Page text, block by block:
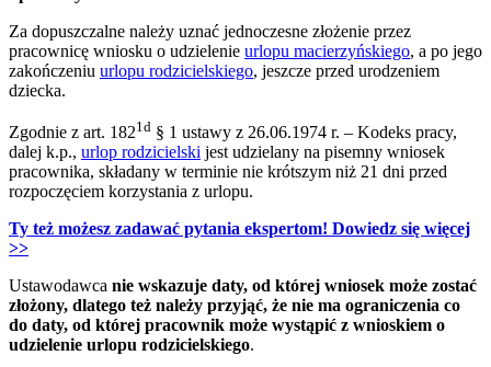
Za dopuszczalne należy uznać jednoczesne złożenie przez
pracownicę wniosku o udzielenie urlopu macierzyńskiego, a po jego
zakończeniu urlopu rodzicielskiego, jeszcze przed urodzeniem
dziecka.
Zgodnie z art. 1821d § 1 ustawy z 26.06.1974 r. – Kodeks pracy,
dalej k.p., urlop rodzicielski jest udzielany na pisemny wniosek
pracownika, składany w terminie nie krótszym niż 21 dni przed
rozpoczęciem korzystania z urlopu.
Ty też możesz zadawać pytania ekspertom! Dowiedz się więcej
>>
Ustawodawca nie wskazuje daty, od której wniosek może zostać
złożony, dlatego też należy przyjąć, że nie ma ograniczenia co
do daty, od której pracownik może wystąpić z wnioskiem o
udzielenie urlopu rodzicielskiego.